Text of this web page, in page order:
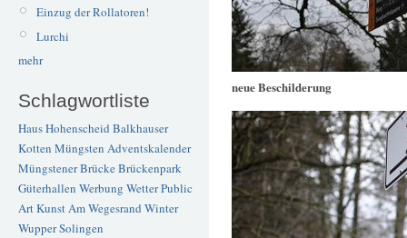
Einzug der Rollatoren!
Lurchi
mehr
Schlagwortliste
Haus Hohenscheid Balkhauser
Kotten Müngsten Adventskalender
Müngstener BrückeBrückenpark
Güterhallen Werbung WetterPublic
ArtKunstAm Wegesrand Winter
WupperSolingen
neue Beschilderung